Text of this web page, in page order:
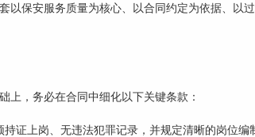
以保安服务质量为核心、以合同约定为依据、以
上，务必在合同中细化以下关键条款：
证上岗、无违法犯罪记录，并规定清晰的岗位编